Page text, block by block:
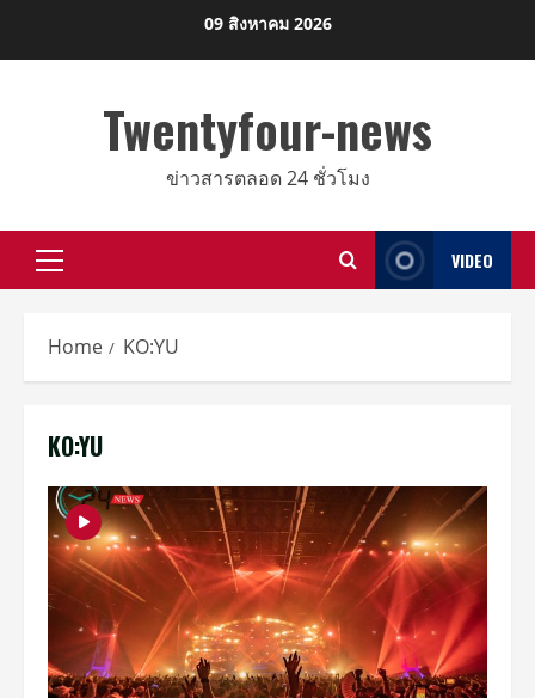
09 สิงหาคม 2026
Twentyfour-news
ข่าวสารตลอด 24 ชั่วโมง
Primary
VIDEO
Home KO:YU
KO:YU